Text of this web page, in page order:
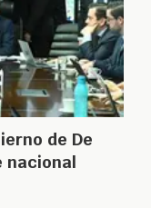
de De
nacional